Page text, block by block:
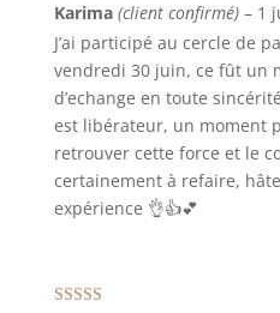
Karima (client confirmé) – 1
J’ai participé au cercle de
vendredi 30 juin, ce fût un
d’echange en toute
est libérateur, un moment
retrouver cette force et le
certainement à refaire,
expérience 👌👍💕